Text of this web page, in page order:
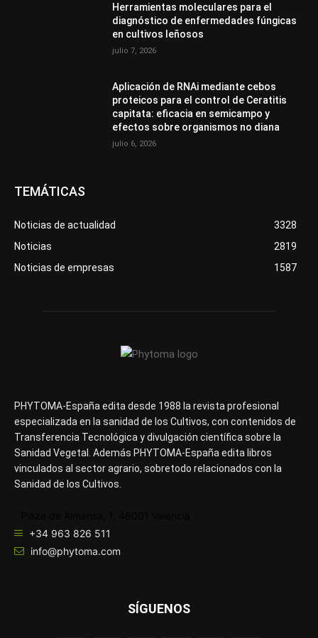
Herramientas moleculares para el
diagnóstico de enfermedades fúngicas
en cultivos leñosos
julio 7, 2026
Aplicación de RNAi mediante cebos
proteicos para el control de Ceratitis
capitata: eficacia en semicampo y
efectos sobre organismos no diana
julio 6, 2026
TEMÁTICAS
Noticias de actualidad
3328
Noticias
2819
Noticias de empresas
1587
PHYTOMA-España edita desde 1988 la revista profesional
especializada en la sanidad de los Cultivos, con contenidos de
Transferencia Tecnológica y divulgación científica sobre la
Sanidad Vegetal. Además PHYTOMA-España edita libros
vinculados al sector agrario, sobretodo relacionados con la
Sanidad de los Cultivos.
+34 963 826 511
info@phytoma.com
SÍGUENOS